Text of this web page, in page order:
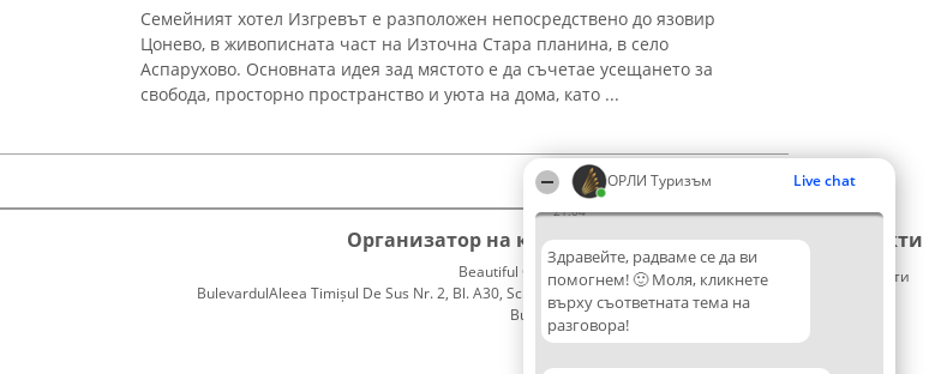
ОРЛИ Туризъм Live chat
21:04
Здравейте, радваме се да ви
помогнем! 🙂 Моля, кликнете
върху съответната тема на
разговора!
Семейният хотел Изгревът е разположен непосредствено до язовир
Цонево, в живописната част на Източна Стара планина, в село
Аспарухово. Основната идея зад мястото е да съчетае усещането за
свобода, просторно пространство и уюта на дома, като ...
Организатор на класиране
Beautiful Company S.R.L.
BulevardulAleea Timișul De Sus Nr. 2, Bl. A30, Sc. A, Et. 4, Ap. 13
București 53-238
CUI 36737675
Класация
Победители
Списък
на
Контакти
Контакти